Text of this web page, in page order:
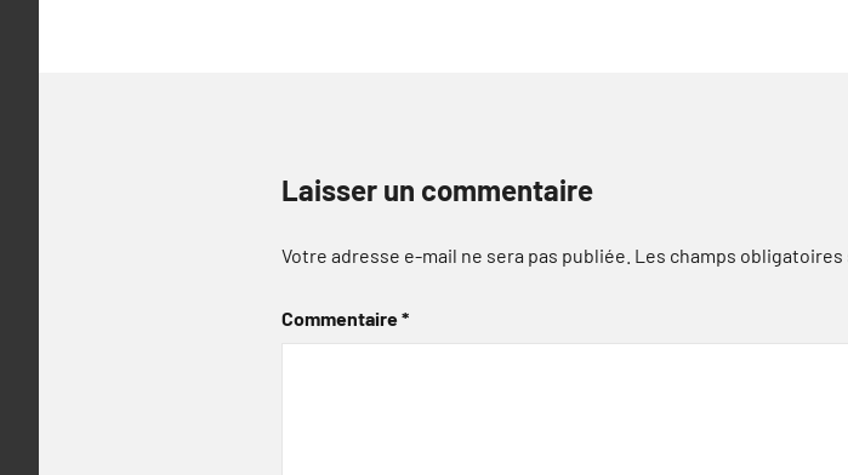
Laisser un commentaire
Votre adresse e-mail ne sera pas publiée. Les champs
Commentaire*